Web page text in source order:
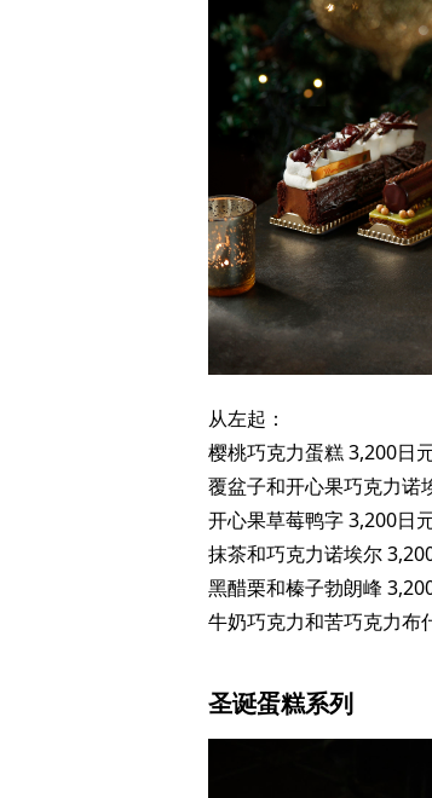
从左起：
樱桃巧克力蛋糕 3,200日
覆盆子和开心果巧克力诺
开心果草莓鸭字 3,200日
抹茶和巧克力诺埃尔
黑醋栗和榛子勃朗峰
牛奶巧克力和苦巧克力布
圣诞蛋糕系列